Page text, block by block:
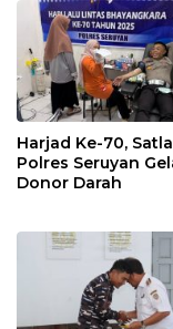
Etika Hukum
Harjad Ke-70,
Polres Seruyan
Donor Darah